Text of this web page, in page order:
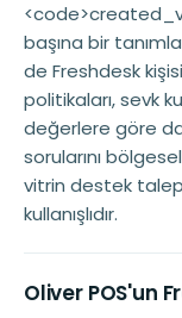
başına bir
de Freshdesk
politikaları, sevk
değerlere göre
sorularını
vitrin destek
kullanışlıdır.
Oliver POS'un